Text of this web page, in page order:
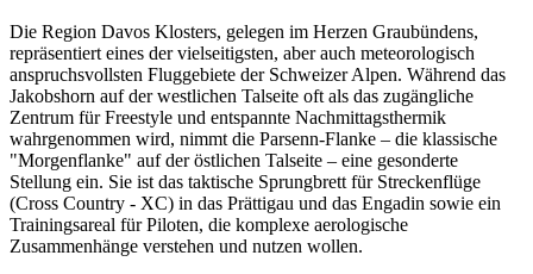
Die Region Davos Klosters, gelegen im Herzen Graubündens,
repräsentiert eines der vielseitigsten, aber auch meteorologisch
anspruchsvollsten Fluggebiete der Schweizer Alpen. Während das
Jakobshorn auf der westlichen Talseite oft als das zugängliche
Zentrum für Freestyle und entspannte Nachmittagsthermik
wahrgenommen wird, nimmt die Parsenn-Flanke – die klassische
"Morgenflanke" auf der östlichen Talseite – eine gesonderte
Stellung ein. Sie ist das taktische Sprungbrett für Streckenflüge
(Cross Country - XC) in das Prättigau und das Engadin sowie ein
Trainingsareal für Piloten, die komplexe aerologische
Zusammenhänge verstehen und nutzen wollen.